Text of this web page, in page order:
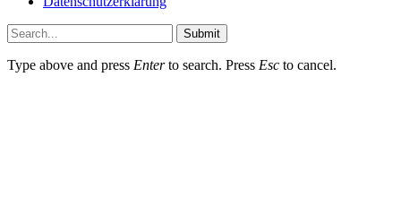
Submit
Type above and press Enterto search. Press Esc to cancel.